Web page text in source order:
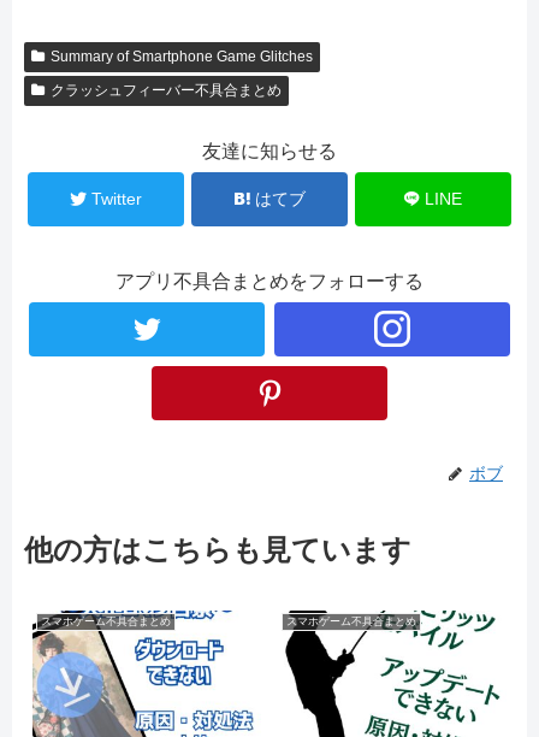
Summary of Smartphone Game Glitches
クラッシュフィーバー不具合まとめ
友達に知らせる
Twitter はてブ LINE
アプリ不具合まとめをフォローする
ボブ
他の方はこちらも見ています
スマホゲーム不具合まとめ スマホゲーム不具合まとめ